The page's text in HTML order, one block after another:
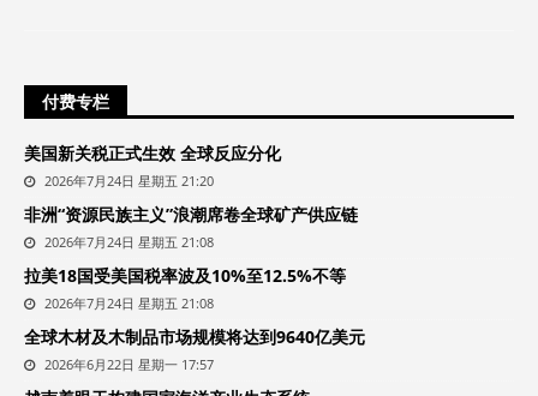
付费专栏
美国新关税正式生效 全球反应分化
2026年7月24日 星期五 21:20
非洲“资源民族主义”浪潮席卷全球矿产供应链
2026年7月24日 星期五 21:08
拉美18国受美国税率波及10%至12.5%不等
2026年7月24日 星期五 21:08
全球木材及木制品市场规模将达到9640亿美元
2026年6月22日 星期一 17:57